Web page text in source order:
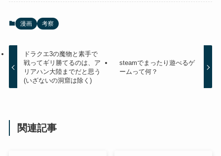
漫画 考察
ドラクエ3の魔物と素手で
戦ってギリ勝てるのは、ア
リアハン大陸までだと思う
(いざないの洞窟は除く)
steamでまったり遊べるゲ
ームって何？
関連記事